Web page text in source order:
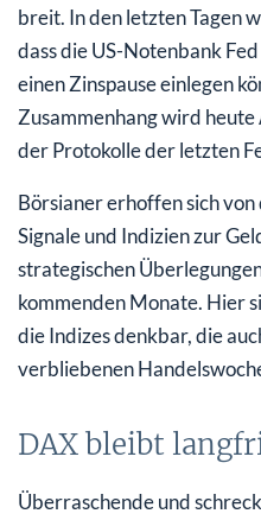
breit. In den letzten Tagen
dass die US-Notenbank
einen Zinspause einlegen
Zusammenhang wird
der Protokolle der letzten
Börsianer erhoffen sich
Signale und Indizien zur
strategischen
kommenden Monate. Hier
die Indizes denkbar, die
verbliebenen
DAX bleibt
Überraschende und